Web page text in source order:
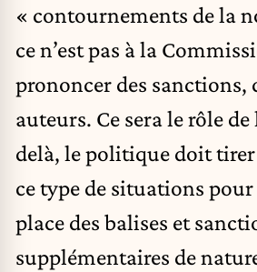
« contournements de la
ce n’est pas à la
prononcer des sanctions,
auteurs. Ce sera le rôle
delà, le politique doit tirer
ce type de situations
place des balises et
supplémentaires de